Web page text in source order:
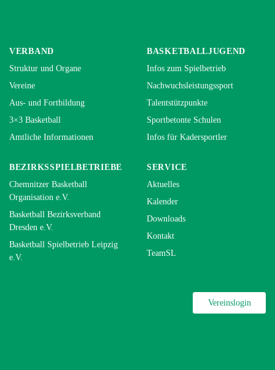
VERBAND
Struktur und Organe
Vereine
Aus- und Fortbildung
3×3 Basketball
Amtliche Informationen
BASKETBALLJUGEND
Infos zum Spielbetrieb
Nachwuchsleistungssport
Talentstützpunkte
Sportbetonte Schulen
Infos für Kadersportler
BEZIRKSSPIELBETRIEBE
Chemnitzer Basketball
Organisation e.V.
Basketball Bezirksverband
Dresden e.V.
Basketball Spielbetrieb Leipzig
e.V.
SERVICE
Aktuelles
Kalender
Downloads
Kontakt
TeamSL
Vereinslogin